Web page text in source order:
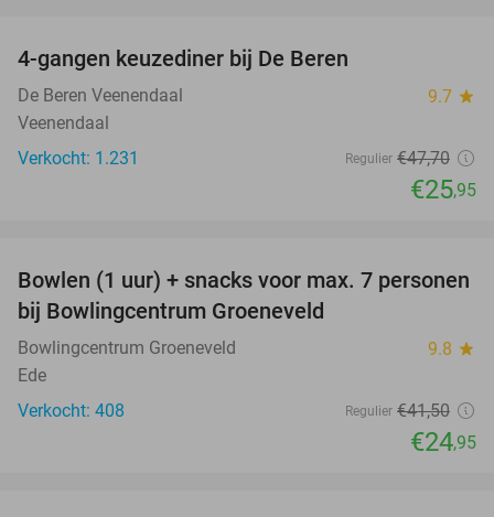
4-gangen keuzediner bij De Beren
De Beren Veenendaal 9.7 star
Veenendaal
Verkocht: 1.231
Regulier €47,70
€25,95
40%
Bowlen (1 uur) + snacks voor max. 7 personen
bij Bowlingcentrum Groeneveld
Bowlingcentrum Groeneveld 9.8 star
Ede
Verkocht: 408
Regulier €41,50
€24,95